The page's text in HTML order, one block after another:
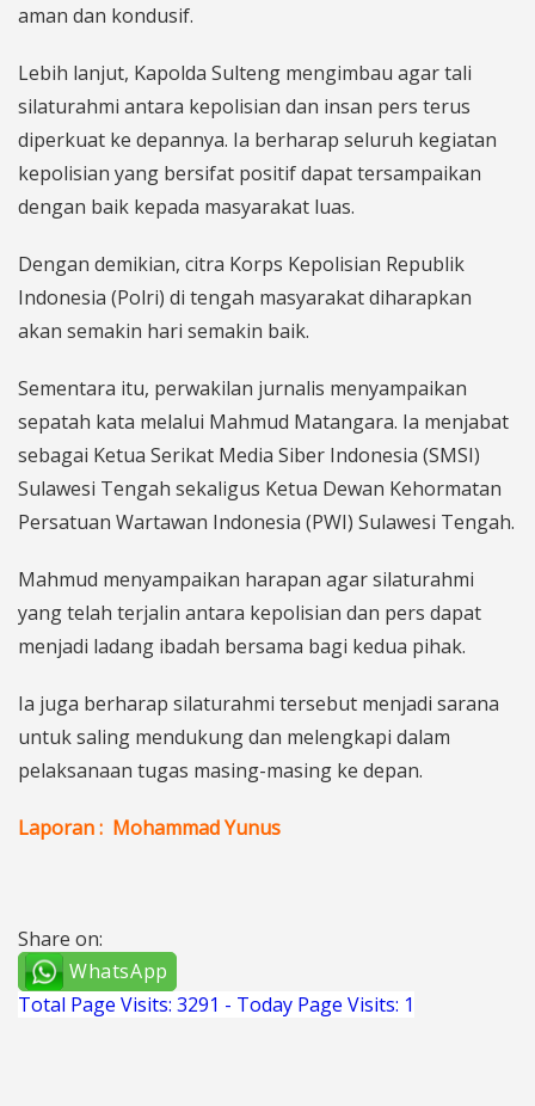
aman dan kondusif.
Lebih lanjut, Kapolda Sulteng mengimbau agar tali
silaturahmi antara kepolisian dan insan pers terus
diperkuat ke depannya. Ia berharap seluruh kegiatan
kepolisian yang bersifat positif dapat tersampaikan
dengan baik kepada masyarakat luas.
Dengan demikian, citra Korps Kepolisian Republik
Indonesia (Polri) di tengah masyarakat diharapkan
akan semakin hari semakin baik.
Sementara itu, perwakilan jurnalis menyampaikan
sepatah kata melalui Mahmud Matangara. Ia menjabat
sebagai Ketua Serikat Media Siber Indonesia (SMSI)
Sulawesi Tengah sekaligus Ketua Dewan Kehormatan
Persatuan Wartawan Indonesia (PWI) Sulawesi Tengah.
Mahmud menyampaikan harapan agar silaturahmi
yang telah terjalin antara kepolisian dan pers dapat
menjadi ladang ibadah bersama bagi kedua pihak.
Ia juga berharap silaturahmi tersebut menjadi sarana
untuk saling mendukung dan melengkapi dalam
pelaksanaan tugas masing-masing ke depan.
Laporan : Mohammad Yunus
Share on:
WhatsApp
Total Page Visits: 3291 - Today Page Visits: 1